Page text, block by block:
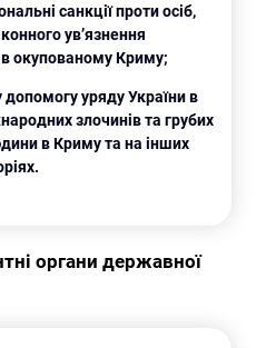
санкції проти осіб,
ув’язнення
окупованому Криму;
допомогу уряду України в
злочинів та грубих
в Криму та на інших
органи державної